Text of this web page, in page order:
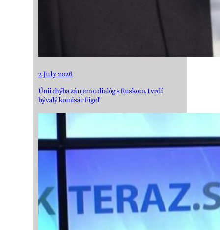
2 July 2026
Únii chýba záujem o dialóg s Ruskom, tvrdí
bývalý komisár Figeľ